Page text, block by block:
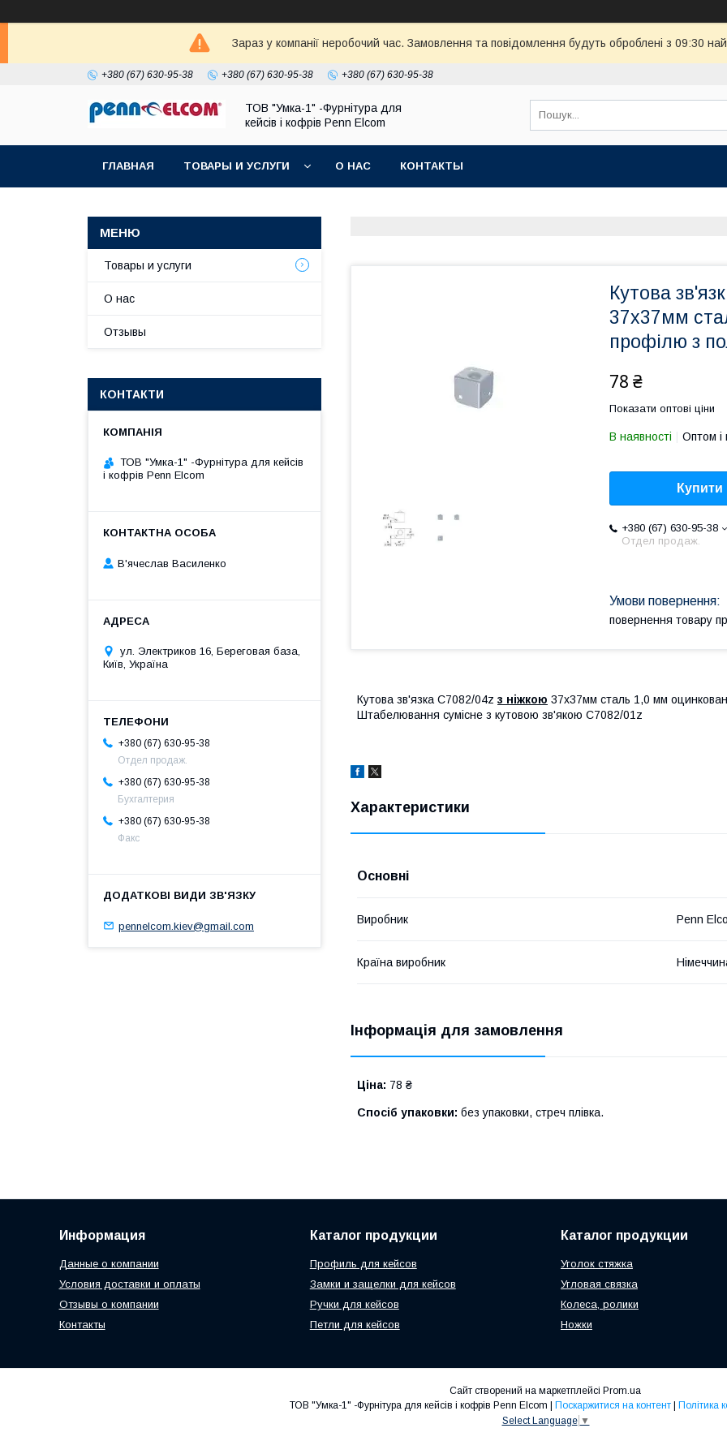
Зараз у компанії неробочий час. Замовлення та повідомлення будуть оброблені з 09:30
+380 (67) 630-95-38 +380 (67) 630-95-38 +380 (67) 630-95-38
ТОВ "Умка-1" -Фурнітура для
кейсів і кофрів Penn Elcom
ГЛАВНАЯ ТОВАРЫ И УСЛУГИ О НАС КОНТАКТЫ
Кутова
37х37мм
профілю з
78 ₴
Показати оптові ціни
В наявності Оптом і
Купити
+380 (67) 630-95-38
Отдел продаж.
повернення товару
Кутова зв'язка С7082/04z з ніжкою 37х37мм сталь 1,0 мм
Штабелювання сумісне з кутовою зв'якою C7082/01z
Характеристики
Основні
Виробник Penn
Країна виробник
Інформація для замовлення
Ціна: 78 ₴
Спосіб упаковки: без упаковки, стреч плівка.
Товары и услуги
О нас
Отзывы
КОНТАКТИ
ТОВ "Умка-1" -Фурнітура для кейсів
і кофрів Penn Elcom
В'ячеслав Василенко
ул. Электриков 16, Береговая база,
Київ, Україна
+380 (67) 630-95-38
Отдел продаж.
+380 (67) 630-95-38
Бухгалтерия
+380 (67) 630-95-38
Факс
pennelcom.kiev@gmail.com
Информация
Данные о компании
Условия доставки и оплаты
Отзывы о компании
Контакты
Каталог продукции
Профиль для кейсов
Замки и защелки для кейсов
Ручки для кейсов
Петли для кейсов
Каталог продукции
Уголок стяжка
Угловая связка
Колеса, ролики
Ножки
Сайт створений на маркетплейсі Prom.ua
ТОВ "Умка-1" -Фурнітура для кейсів і кофрів Penn Elcom | Поскаржитися на контент | Політика
Select Language ▼